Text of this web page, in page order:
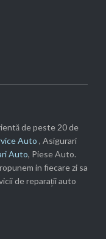
de peste 20 de
Auto , Asigurari
Auto, Piese Auto.
in fiecare zi sa
de reparații auto